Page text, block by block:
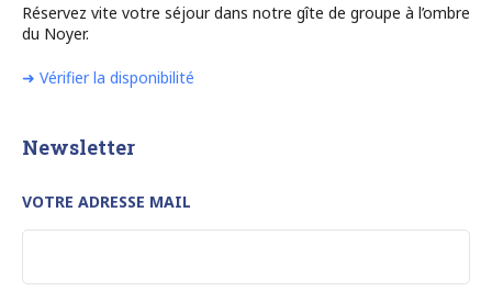
Réservez vite votre séjour dans notre gîte de groupe à l’ombre
du Noyer.
➜ Vérifier la disponibilité
Newsletter
VOTRE ADRESSE MAIL